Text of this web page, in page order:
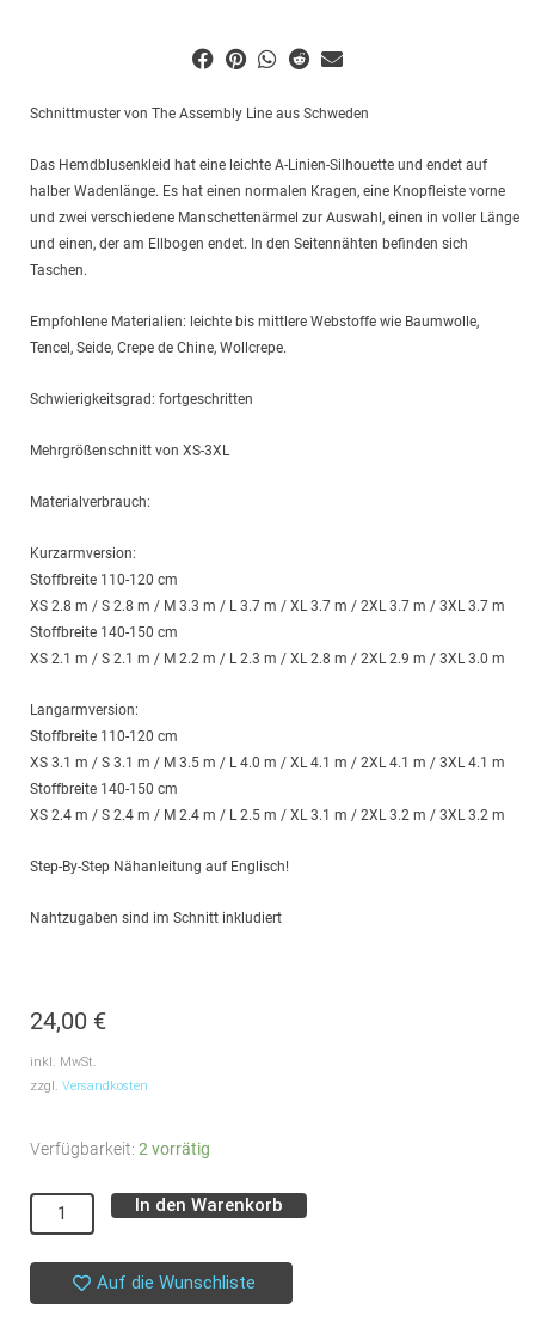
Schnittmuster von The Assembly Line aus Schweden
Das Hemdblusenkleid hat eine leichte A-Linien-Silhouette und endet auf
halber Wadenlänge. Es hat einen normalen Kragen, eine Knopfleiste vorne
und zwei verschiedene Manschettenärmel zur Auswahl, einen in voller Länge
und einen, der am Ellbogen endet. In den Seitennähten befinden sich
Taschen.
Empfohlene Materialien: leichte bis mittlere Webstoffe wie Baumwolle,
Tencel, Seide, Crepe de Chine, Wollcrepe.
Schwierigkeitsgrad: fortgeschritten
Mehrgrößenschnitt von XS-3XL
Materialverbrauch:
Kurzarmversion:
Stoffbreite 110-120 cm
XS 2.8 m / S 2.8 m / M 3.3 m / L 3.7 m / XL 3.7 m / 2XL 3.7 m / 3XL 3.7 m
Stoffbreite 140-150 cm
XS 2.1 m / S 2.1 m / M 2.2 m / L 2.3 m / XL 2.8 m / 2XL 2.9 m / 3XL 3.0 m
Langarmversion:
Stoffbreite 110-120 cm
XS 3.1 m / S 3.1 m / M 3.5 m / L 4.0 m / XL 4.1 m / 2XL 4.1 m / 3XL 4.1 m
Stoffbreite 140-150 cm
XS 2.4 m / S 2.4 m / M 2.4 m / L 2.5 m / XL 3.1 m / 2XL 3.2 m / 3XL 3.2 m
Step-By-Step Nähanleitung auf Englisch!
Nahtzugaben sind im Schnitt inkludiert
24,00 €
inkl. MwSt.
zzgl. Versandkosten
Verfügbarkeit: 2 vorrätig
Schnittmuster
Assembly
Line
//
In den Warenkorb
Auf die Wunschliste